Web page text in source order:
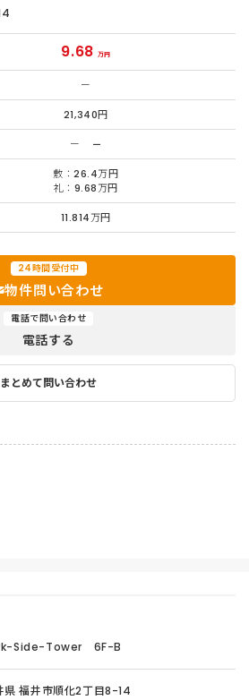
9.68 万円
ー
21,340円
ー ー
敷：26.4万円
礼：9.68万円
11.814万円
24時間受付中
物件問い合わせ
電話で問い合わせ
電話する
まとめて問い合わせ
Side-Tower 6F-B
県 福井市順化2丁目8-14